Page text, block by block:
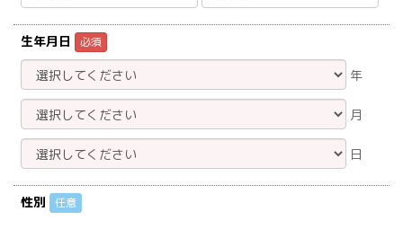
生年月日 必須
年
月
日
性別 任意